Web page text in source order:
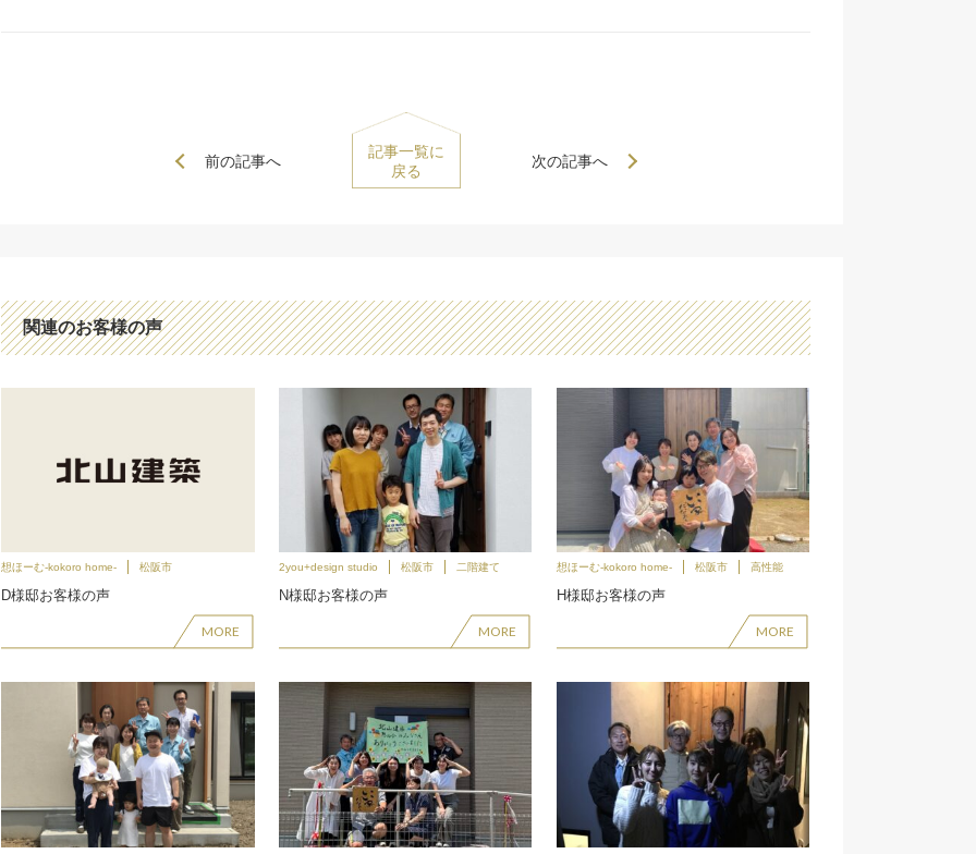
前の記事へ
記事一覧に
戻る
次の記事へ
関連のお客様の声
想ほーむ-kokoro home- 松阪市
D様邸お客様の声
MORE
2you+design studio 松阪市 二階建て
N様邸お客様の声
MORE
想ほーむ-kokoro home- 松阪市 高性能
H様邸お客様の声
MORE